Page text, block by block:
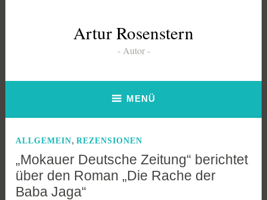
Artur Rosenstern
Autor
MENÜ
ALLGEMEIN,REZENSIONEN
„Mokauer Deutsche Zeitung“ berichtet
über den Roman „Die Rache der
Baba Jaga“